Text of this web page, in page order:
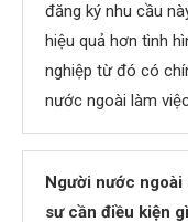
đăng ký nhu cầu
hiệu quả hơn tình
nghiệp từ đó có
nước ngoài làm
Người nước ngoài
sư cần điều kiện